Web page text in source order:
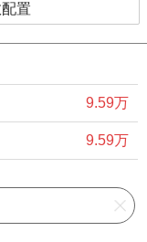
置
9.59万
9.59万